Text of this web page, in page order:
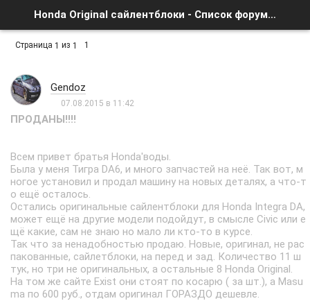
Honda Original сайлентблоки - Список форумов
Страница 1 из 1 1
Gendoz
07.08.2015 в 11:42
ПРОДАНЫ!!!!
Всем привет братья Honda'воды.
Была у меня Тигра DA6, и много запчастей на неё. Так вот, м
ногое установил и продал машину на новых деталях, а что-т
о ещё осталось.
Остались оригинальные сайлентблоки для Honda Integra DA,
может ещё на другие модели подойдут, в смысле Civic или е
щё какие, сам не знаю но мало ли кто-то в курсе.
Так что за ненадобностью продаю. Новые, оригинал, не рас
пакованные, сайлетблоки, на перед и зад. Количество 11 ш
тук, но три не оригинальных, а остальные 8 Honda Original.
На том же сайте Exist они стоят по косарю ( за шт.), а Masu
ma по 600 руб., отдам оригинал ГОРАЗДО дешевле.